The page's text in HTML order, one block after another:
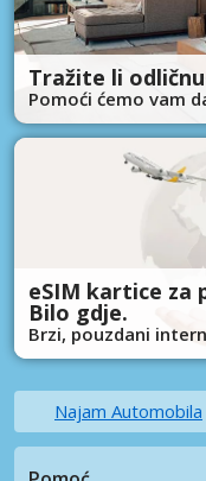
Tražite li
Pomoći ćemo vam
eSIM kartice za
Bilo gdje.
Brzi, pouzdani
Najam Automobila